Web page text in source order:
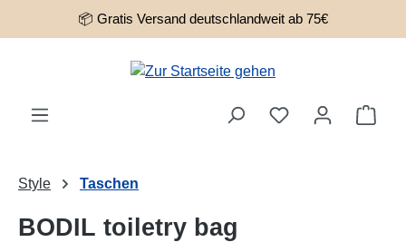
Zum Hauptinhalt springen
📦 Gratis Versand deutschlandweit ab 75€
Style Taschen
BODIL toiletry bag